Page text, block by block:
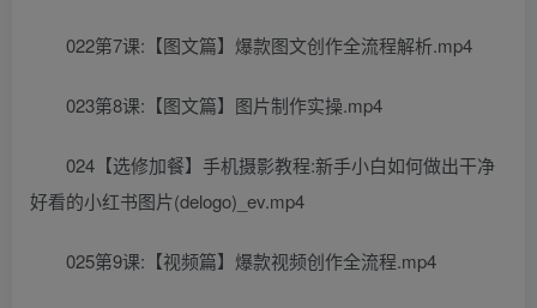
022第7课:【图文篇】爆款图文创作全流程解析.mp4
023第8课:【图文篇】图片制作实操.mp4
024【选修加餐】手机摄影教程:新手小白如何做出干净
好看的小红书图片(delogo)_ev.mp4
025第9课:【视频篇】爆款视频创作全流程.mp4